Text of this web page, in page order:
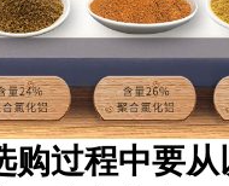
购过程中要